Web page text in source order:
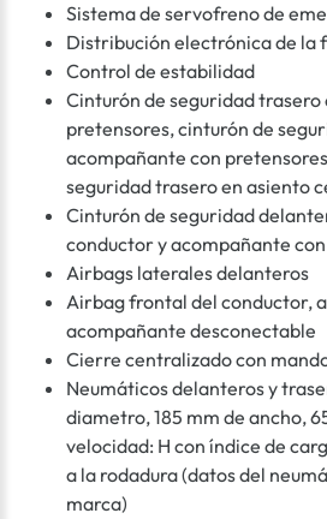
Sistema de servofreno de
Distribución electrónica de la
Control de estabilidad
Cinturón de seguridad
pretensores, cinturón de
acompañante con
seguridad trasero en asiento
Cinturón de seguridad
conductor y acompañante
Airbags laterales delanteros
Airbag frontal del conductor,
acompañante desconectable
Cierre centralizado con
Neumáticos delanteros y
diametro, 185 mm de ancho,
velocidad: H con índice de
a la rodadura (datos del
marca)